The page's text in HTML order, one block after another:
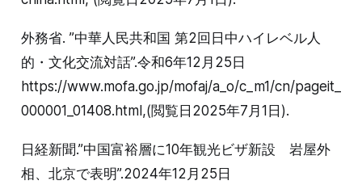
外務省. ”中華人民共和国 第2回日中ハイレベル人
的・文化交流対話”.令和6年12月25日
https://www.mofa.go.jp/mofaj/a_o/c_m1/cn/pageit_
000001_01408.html,(閲覧日2025年7月1日).
日経新聞.”中国富裕層に10年観光ビザ新設 岩屋外
相、北京で表明”.2024年12月25日